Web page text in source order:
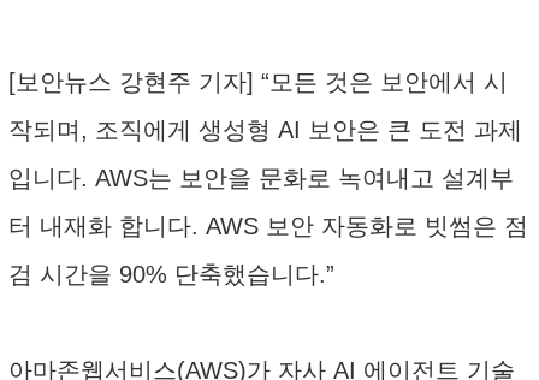
[보안뉴스 강현주 기자] “모든 것은 보안에서 시
작되며, 조직에게 생성형 AI 보안은 큰 도전 과제
입니다. AWS는 보안을 문화로 녹여내고 설계부
터 내재화 합니다. AWS 보안 자동화로 빗썸은 점
검 시간을 90% 단축했습니다.”
아마존웹서비스(AWS)가 자사 AI 에이전트 기술